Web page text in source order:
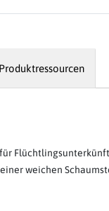
weichen